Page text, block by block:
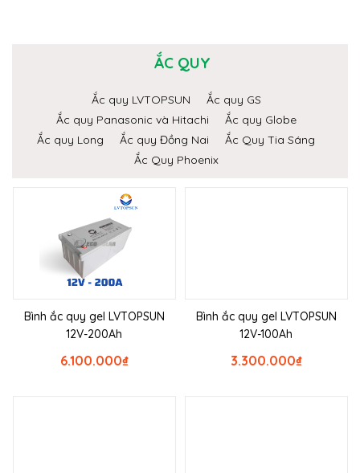
ẮC QUY
Ắc quy LVTOPSUN
Ắc quy GS
Ắc quy Panasonic và Hitachi
Ắc quy Globe
Ắc quy Long
Ắc quy Đồng Nai
Ắc Quy Tia Sáng
Ắc Quy Phoenix
Bình ắc quy gel LVTOPSUN
12V-200Ah
₫
6.100.000
Bình ắc quy gel LVTOPSUN
12V-100Ah
₫
3.300.000